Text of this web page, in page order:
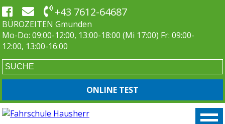
+43 7612-64687
BÜROZEITEN Gmunden
Mo-Do: 09:00-12:00, 13:00-18:00 (Mi 17:00) Fr: 09:00-
12:00, 13:00-16:00
ONLINE TEST